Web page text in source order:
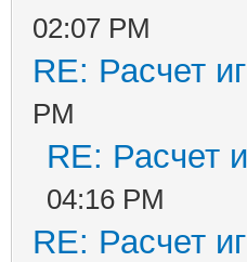
02:07 PM
RE: Расчет
PM
RE: Расчет
04:16 PM
RE: Расчет